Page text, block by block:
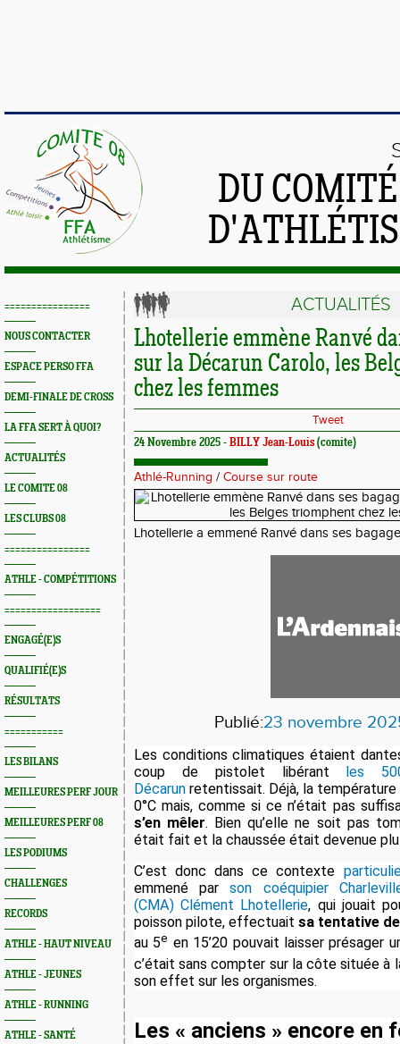
DU
================
NOUS CONTACTER
ESPACE PERSO FFA
DEMI-FINALE DE CROSS
LA FFA SERT À QUOI?
ACTUALITÉS
LE COMITE 08
LES CLUBS 08
================
ATHLE - COMPÉTITIONS
==================
ENGAGÉ(E)S
QUALIFIÉ(E)S
RÉSULTATS
===========
LES BILANS
MEILLEURES PERF JOUR
MEILLEURES PERF 08
LES PODIUMS
CHALLENGES
RECORDS
ATHLE - HAUT NIVEAU
ATHLE - JEUNES
ATHLE - RUNNING
ATHLE - SANTÉ
ACTUALITÉS
Lhotellerie emmène Ranvé
sur la Décarun Carolo, les
chez les femmes
Tweet
24 Novembre 2025 - BILLY Jean-Louis(comite)
Athlé-Running / Course sur route
Lhotellerie a emmené Ranvé dans ses
Publié:23 novembre
Les conditions climatiques étaient
coup de pistolet libérant les
Décarun retentissait. Déjà, la
0°C mais, comme si ce n’était pas
s’en mêler. Bien qu’elle ne soit pas
était fait et la chaussée était devenue
C’est donc dans ce contexte
emmené parson coéquipier
(CMA) Clément Lhotellerie, qui jouait
poisson pilote, effectuaitsa tentative
au 5e en 15’20 pouvait laisser présager
c’était sans compter sur la côte située à
son effet sur les organismes.
Les « anciens » encore en